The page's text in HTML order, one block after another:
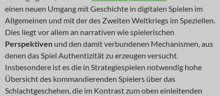
einen neuen Umgang mit Geschichte in digitalen Spielen im
Allgemeinen und mit der des Zweiten Weltkriegs im Speziellen.
Dies liegt vor allem an narrativen wie spielerischen
Perspektiven und den damit verbundenen Mechanismen, aus
denen das Spiel Authentizität zu erzeugen versucht.
Insbesondere ist es die in Strategiespielen notwendig hohe
Übersicht des kommandierenden Spielers über das
Schlachtgeschehen, die im Kontrast zum oben einleitenden